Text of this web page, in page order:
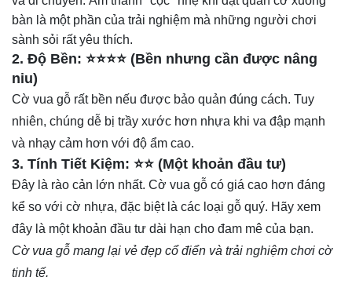
bàn là một phần của trải nghiệm mà những người chơi
sành sỏi rất yêu thích.
2. Độ Bền: ⭐⭐⭐⭐ (Bền nhưng cần được nâng
niu)
Cờ vua gỗ rất bền nếu được bảo quản đúng cách. Tuy
nhiên, chúng dễ bị trầy xước hơn nhựa khi va đập mạnh
và nhạy cảm hơn với độ ẩm cao.
3. Tính Tiết Kiệm: ⭐⭐ (Một khoản đầu tư)
Đây là rào cản lớn nhất. Cờ vua gỗ có giá cao hơn đáng
kể so với cờ nhựa, đặc biệt là các loại gỗ quý. Hãy xem
đây là một khoản đầu tư dài hạn cho đam mê của bạn.
Cờ vua gỗ mang lại vẻ đẹp cổ điển và trải nghiệm chơi cờ
tinh tế.